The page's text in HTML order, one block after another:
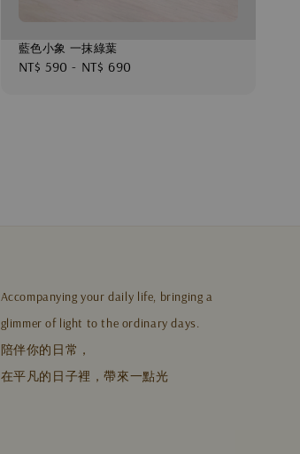
藍色小象 一抹綠葉
Regular
NT$ 590 - NT$ 690
Accompanying your daily life, bringing a
glimmer of light to the ordinary days.
陪伴你的日常，
在平凡的日子裡，帶來一點光